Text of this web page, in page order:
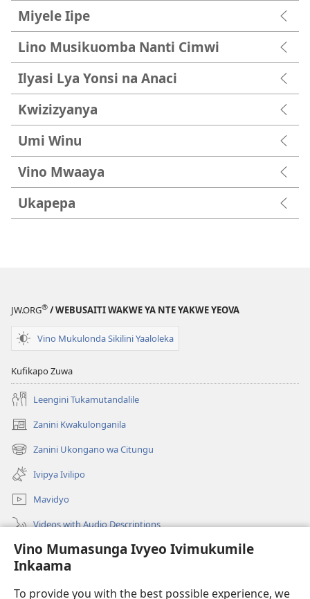
Vino Mumasunga Ivyeo Ivimukumile
Inkaama
To provide you with the best possible experience, we
Miyele Iipe
Lino Musikuomba Nanti Cimwi
Ilyasi Lya Yonsi na Anaci
Kwizizyanya
Umi Winu
Vino Mwaaya
Ukapepa
JW.ORG® / WEBUSAITI WAKWE YA NTE YAKWE YEOVA
Vino Mukulonda Sikilini Yaaloleka
Kufikapo Zuwa
Leengini Tukamutandalile
Zanini Kwakulonganila
(opens
new
window)
Zanini Ukongano wa Citungu
(opens
new
window)
Ivipya Ivilipo
Mavidyo
Videos with Audio Descriptions
Londini
(opens